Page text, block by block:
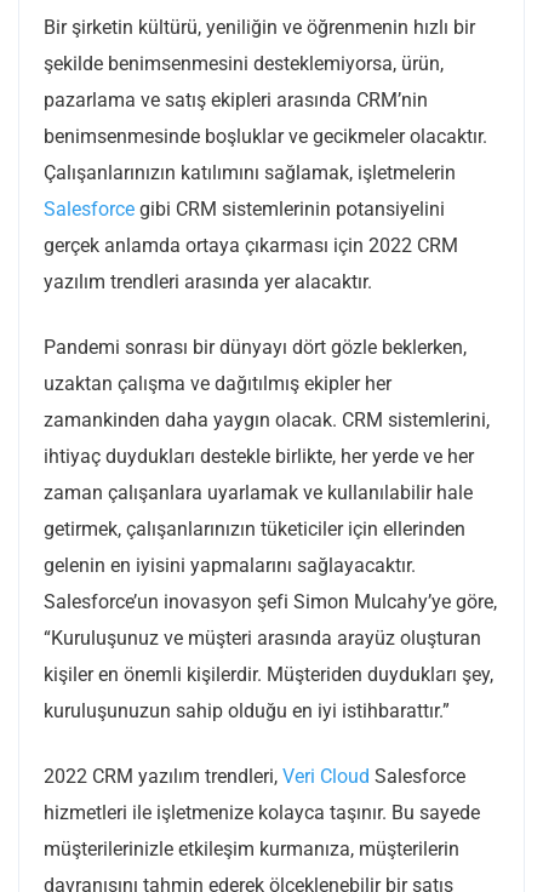
Bir şirketin kültürü, yeniliğin ve öğrenmenin hızlı bir
şekilde benimsenmesini desteklemiyorsa, ürün,
pazarlama ve satış ekipleri arasında CRM’nin
benimsenmesinde boşluklar ve gecikmeler olacaktır.
Çalışanlarınızın katılımını sağlamak, işletmelerin
Salesforce gibi CRM sistemlerinin potansiyelini
gerçek anlamda ortaya çıkarması için 2022 CRM
yazılım trendleri arasında yer alacaktır.
Pandemi sonrası bir dünyayı dört gözle beklerken,
uzaktan çalışma ve dağıtılmış ekipler her
zamankinden daha yaygın olacak. CRM sistemlerini,
ihtiyaç duydukları destekle birlikte, her yerde ve her
zaman çalışanlara uyarlamak ve kullanılabilir hale
getirmek, çalışanlarınızın tüketiciler için ellerinden
gelenin en iyisini yapmalarını sağlayacaktır.
Salesforce’un inovasyon şefi Simon Mulcahy’ye göre,
“Kuruluşunuz ve müşteri arasında arayüz oluşturan
kişiler en önemli kişilerdir. Müşteriden duydukları şey,
kuruluşunuzun sahip olduğu en iyi istihbarattır.”
2022 CRM yazılım trendleri, Veri Cloud Salesforce
hizmetleri ile işletmenize kolayca taşınır. Bu sayede
müşterilerinizle etkileşim kurmanıza, müşterilerin
davranışını tahmin ederek ölçeklenebilir bir satış